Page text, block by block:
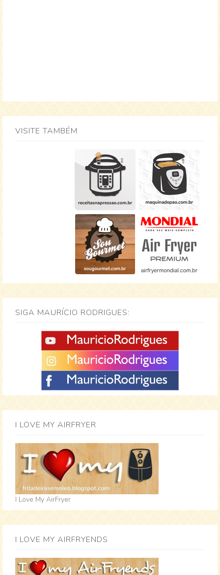
VISITE TAMBÉM
SIGA MAURÍCIO RODRIGUES:
I LOVE MY AIRFRYER
I Love My AirFryer
I LOVE MY AIRFRYENDS